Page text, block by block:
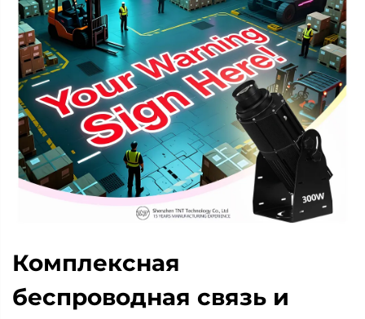
Комплексная
беспроводная связь и